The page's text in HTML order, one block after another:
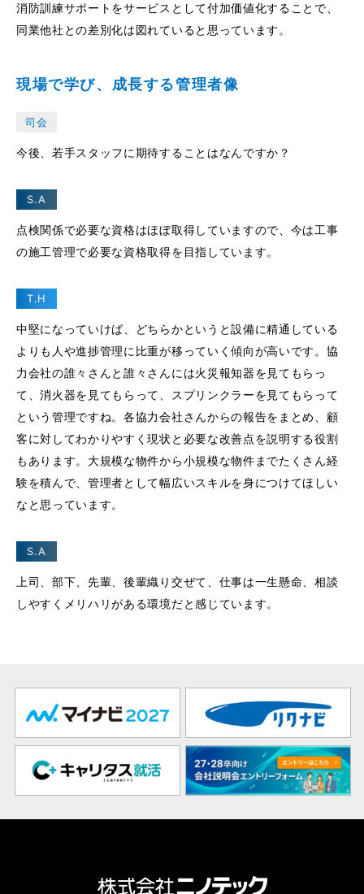
消防訓練サポートをサービスとして付加価値化することで、
同業他社との差別化は図れていると思っています。
現場で学び、成長する管理者像
司会
今後、若手スタッフに期待することはなんですか？
S.A
点検関係で必要な資格はほぼ取得していますので、今は工事
の施工管理で必要な資格取得を目指しています。
T.H
中堅になっていけば、どちらかというと設備に精通している
よりも人や進捗管理に比重が移っていく傾向が高いです。協
力会社の誰々さんと誰々さんには火災報知器を見てもらっ
て、消火器を見てもらって、スプリンクラーを見てもらって
という管理ですね。各協力会社さんからの報告をまとめ、顧
客に対してわかりやすく現状と必要な改善点を説明する役割
もあります。大規模な物件から小規模な物件までたくさん経
験を積んで、管理者として幅広いスキルを身につけてほしい
なと思っています。
S.A
上司、部下、先輩、後輩織り交ぜて、仕事は一生懸命、相談
しやすくメリハリがある環境だと感じています。